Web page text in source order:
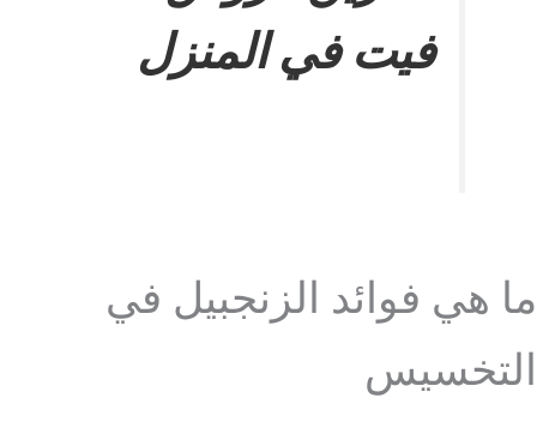
فيت في المنزل
ما هي فوائد الزنجبيل في
التخسيس